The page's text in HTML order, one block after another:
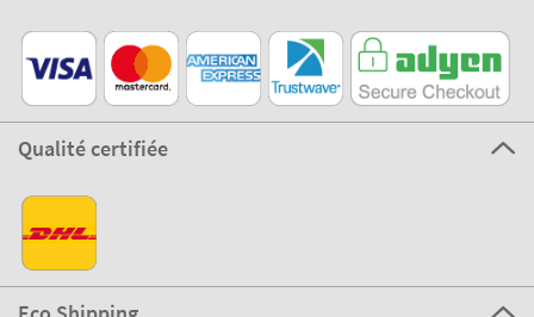
Qualité certifiée